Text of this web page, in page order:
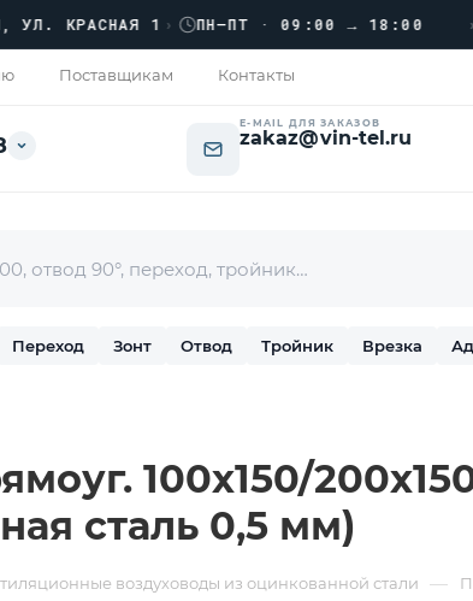
КРАСНАЯ 1› ПН–ПТ · 09:00 → 18:00 ›››
Поставщикам Контакты
E-MAIL ДЛЯ ЗАКАЗОВ
zakaz@vin-tel.ru
Переход Зонт Отвод Тройник Врезка
100х150/
сталь 0,5 мм)
воздуховоды из оцинкованной стали —